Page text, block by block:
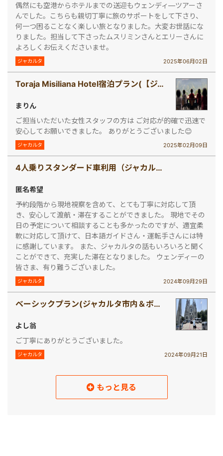
偶然にも空港からホテルまでの送迎もウェンディ―ツアーさ
んでした。こちらも親切丁寧に旅のサポートをして下さり、
何一つ困ることなく楽しい旅となりました。大変お世話にな
りました。担当して下さったムスリミンさんとエリーさんに
よろしくお伝えくださいませ。
ジャカルタ 2025年06月02日
Toraja Misiliana Hotel宿泊プラン(【ジャカルタ発】 秘境・タナトラジャ（スラウェシ島）2泊3日ツアー)
まりん
ご担当いただいた女性スタッフの方は ご対応が的確で迅速で
安心してお願いできました。 ありがとうございました😊
ジャカルタ 2025年02月09日
4人乗りスタンダード車利用（ジャカルタ車チャーター［スタンダード 4人乗り］ )
匿名希望
予約段階から現地視察を含めて、とても丁寧に対応して頂
き、安心して渡航・滞在することができました。 現地でその
日の予定について相談することも多かったのですが、適宜柔
軟に対応して頂けて、日本語ガイドさん・運転手さんには特
に感謝しています。 また、ジャカルタの話もいろいろと聞く
ことができて、充実した滞在となりました。 ウェンディーの
皆さま、有り難うございました。
ジャカルタ 2024年09月29日
ベーシックプラン(ジャカルタ市内＆ボゴール観光)
よし翁
ご丁寧にありがとうございました。
ジャカルタ 2024年09月21日
もっと見る